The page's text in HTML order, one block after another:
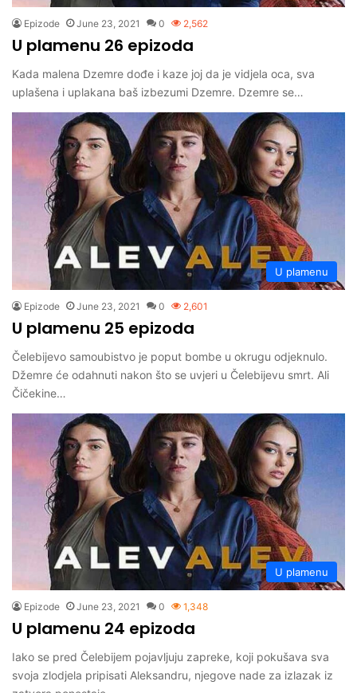
Epizode June 23, 2021 0 2,562
U plamenu 26 epizoda
Kada malena Dzemre dođe i kaze joj da je vidjela oca, sva
uplašena i uplakana baš izbezumi Dzemre. Dzemre se…
U plamenu
Epizode June 23, 2021 0 2,601
U plamenu 25 epizoda
Čelebijevo samoubistvo je poput bombe u okrugu odjeknulo.
Džemre će odahnuti nakon što se uvjeri u Čelebijevu smrt. Ali
Čičekine…
U plamenu
Epizode June 23, 2021 0 1,348
U plamenu 24 epizoda
Iako se pred Čelebijem pojavljuju zapreke, koji pokušava sva
svoja zlodjela pripisati Aleksandru, njegove nade za izlazak iz